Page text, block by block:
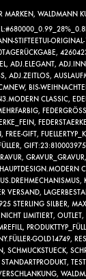
MARKEN, WALDMANN
STIFTEETUI-
,
, ADJ.ELEGANT,
, ADJ.ZEITLOS,
, BIS-
CLASSIC,
,
,
, FREE-GIFT,
,
, GRAVUR_GRAVUR,
HAUPTDESIGN.MODERN
,
VERSAND,
STERLING SILBER,
NICHT LIMITIERT, OUTLET,
,
GOLD14749,
, SCHMUCKSTUECK,
STANDARTPRODUKT,
,